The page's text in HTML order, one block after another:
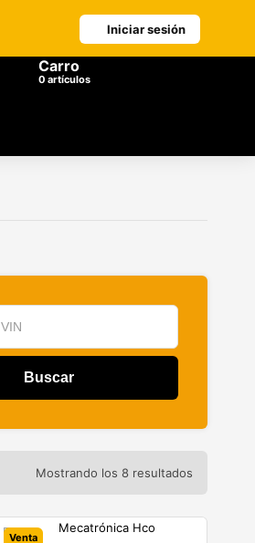
Iniciar sesión
Carro
artículos
Mostrando los 8 resultados
Venta